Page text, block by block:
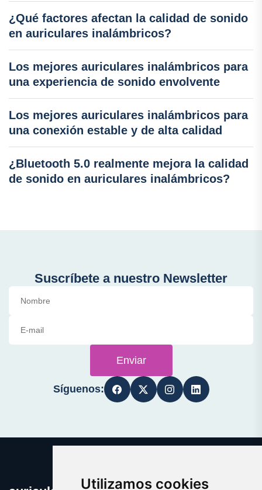
Utilizamos cookies
¿Qué factores afectan la calidad de sonido
en auriculares inalámbricos?
Los mejores auriculares inalámbricos para
una experiencia de sonido envolvente
Los mejores auriculares inalámbricos para
una conexión estable y de alta calidad
¿Bluetooth 5.0 realmente mejora la calidad
de sonido en auriculares inalámbricos?
Suscríbete a nuestro Newsletter
Enviar
Síguenos: